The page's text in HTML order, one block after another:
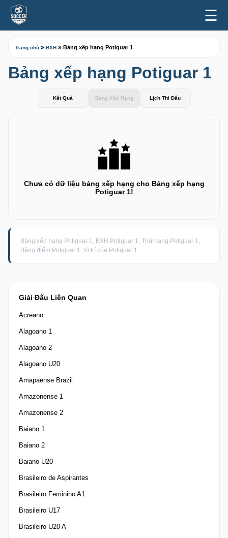
☰
Giải Đấu Liên Quan
Acreano
Alagoano 1
Alagoano 2
Alagoano U20
Amapaense Brazil
Amazonense 1
Amazonense 2
Baiano 1
Baiano 2
Baiano U20
Brasileiro de Aspirantes
Brasileiro Feminino A1
Brasileiro U17
Brasileiro U20 A
Trang chủ » BXH » Bảng xếp hạng Potiguar 1
Bảng xếp hạng Potiguar 1
Kết Quả Bảng Xếp Hạng Lịch Thi Đấu
Chưa có dữ liệu bảng xếp hạng cho Bảng xếp hạng
Potiguar 1!
Bảng xếp hạng Potiguar 1, BXH Potiguar 1, Thứ hạng Potiguar 1,
Bảng điểm Potiguar 1, Vị trí của Potiguar 1